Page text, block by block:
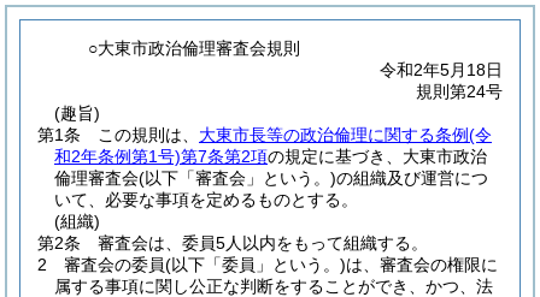
○大東市政治倫理審査会規則
令和2年5月18日
規則第24号
(趣旨)
第1条
この規則は、 大東市長等の政治倫理に関する条例(令
和2年条例第1号)第7条第2項の規定に基づき、大東市政治
倫理審査会(以下「審査会」という。)の組織及び運営につ
いて、必要な事項を定めるものとする。
(組織)
第2条
審査会は、委員5人以内をもって組織する。
2
審査会の委員(以下「委員」という。)は、審査会の権限に
属する事項に関し公正な判断をすることができ、かつ、法